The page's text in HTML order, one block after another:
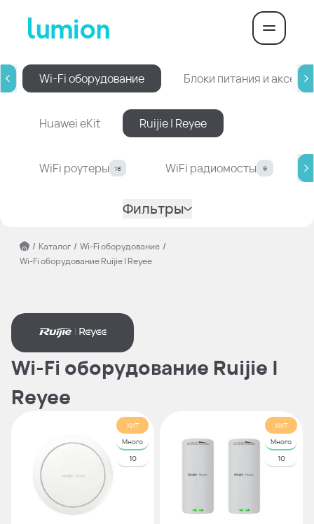
Wi-Fi оборудование Блоки питания и
Huawei eKit Ruijie | Reyee
WiFi роутеры 18 WiFi радиомосты 9
Фильтры
/ Каталог / Wi-Fi оборудование /
Wi-Fi оборудование Ruijie | Reyee
Wi-Fi оборудование Ruijie |
Reyee
ХИТ
Много
10
ХИТ
Много
10